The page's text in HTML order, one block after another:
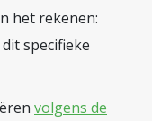
het rekenen:
specifieke
volgens de